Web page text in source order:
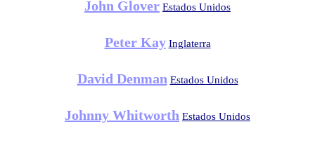
John Glover Estados Unidos
Peter Kay Inglaterra
David Denman Estados Unidos
Johnny Whitworth Estados Unidos